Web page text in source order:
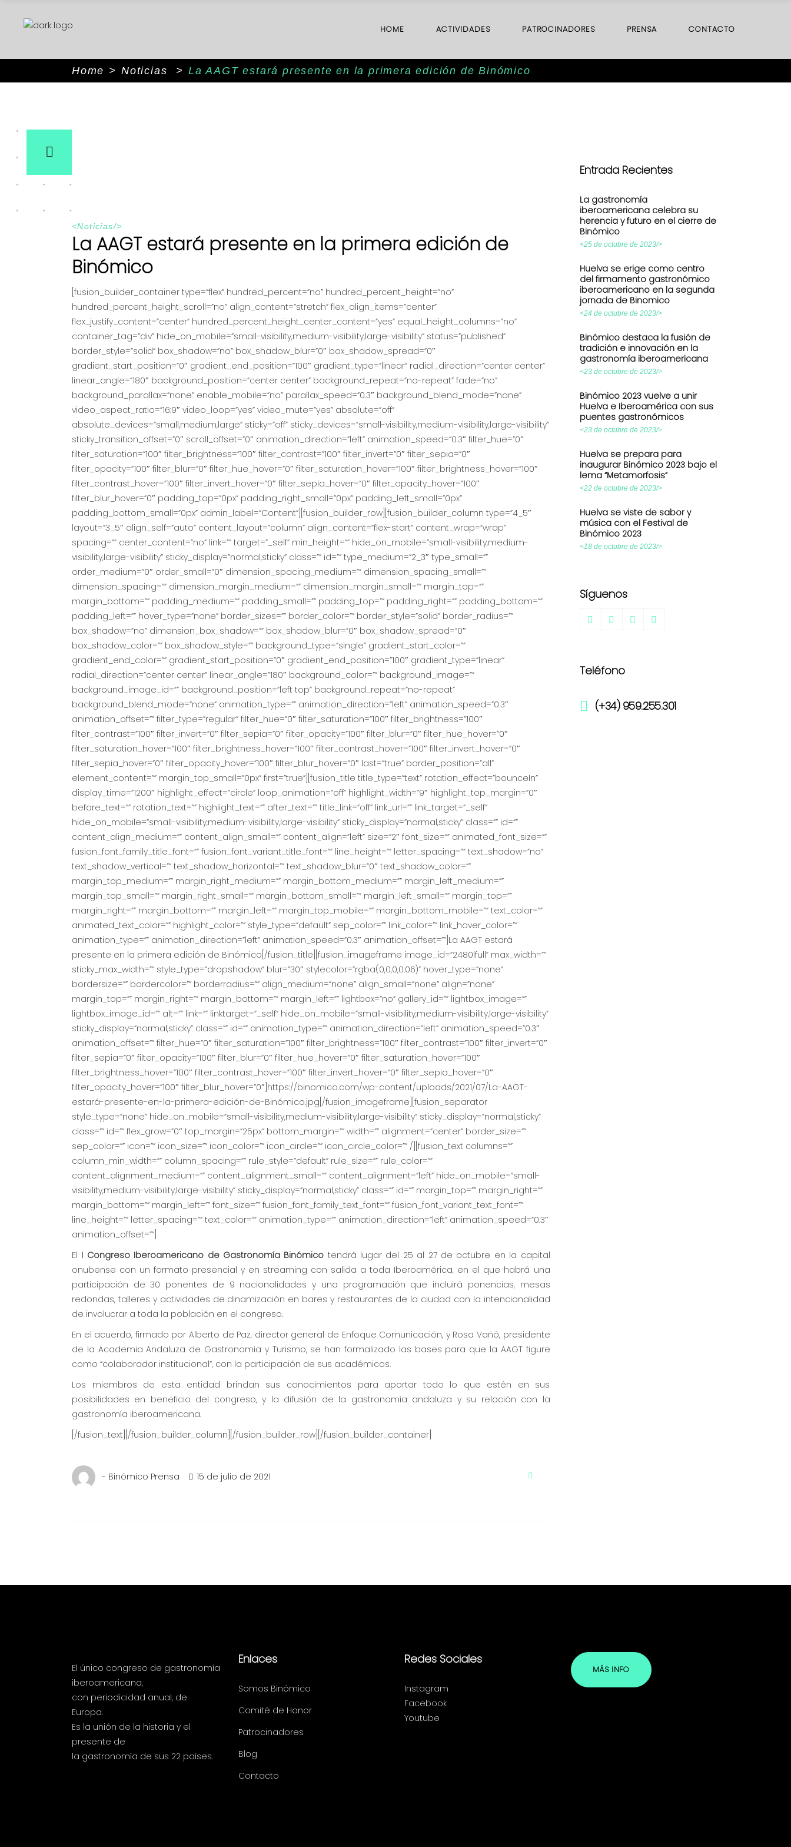
HOME ACTIVIDADES PATROCINADORES PRENSA CONTACTO
Home > Noticias > La AAGT estará presente en la primera edición de Binómico
<Noticias/>
La AAGT estará presente en la primera edición de
Binómico
[fusion_builder_container type=”flex” hundred_percent=”no” hundred_percent_height=”no”
hundred_percent_height_scroll=”no” align_content=”stretch” flex_align_items=”center”
flex_justify_content=”center” hundred_percent_height_center_content=”yes” equal_height_columns=”no”
container_tag=”div” hide_on_mobile=”small-visibility,medium-visibility,large-visibility” status=”published”
border_style=”solid” box_shadow=”no” box_shadow_blur=”0″ box_shadow_spread=”0″
gradient_start_position=”0″ gradient_end_position=”100″ gradient_type=”linear” radial_direction=”center center”
linear_angle=”180″ background_position=”center center” background_repeat=”no-repeat” fade=”no”
background_parallax=”none” enable_mobile=”no” parallax_speed=”0.3″ background_blend_mode=”none”
video_aspect_ratio=”16:9″ video_loop=”yes” video_mute=”yes” absolute=”off”
absolute_devices=”small,medium,large” sticky=”off” sticky_devices=”small-visibility,medium-visibility,large-visibility”
sticky_transition_offset=”0″ scroll_offset=”0″ animation_direction=”left” animation_speed=”0.3″ filter_hue=”0″
filter_saturation=”100″ filter_brightness=”100″ filter_contrast=”100″ filter_invert=”0″ filter_sepia=”0″
filter_opacity=”100″ filter_blur=”0″ filter_hue_hover=”0″ filter_saturation_hover=”100″ filter_brightness_hover=”100″
filter_contrast_hover=”100″ filter_invert_hover=”0″ filter_sepia_hover=”0″ filter_opacity_hover=”100″
filter_blur_hover=”0″ padding_top=”0px” padding_right_small=”0px” padding_left_small=”0px”
padding_bottom_small=”0px” admin_label=”Content”][fusion_builder_row][fusion_builder_column type=”4_5″
layout=”3_5″ align_self=”auto” content_layout=”column” align_content=”flex-start” content_wrap=”wrap”
spacing=”” center_content=”no” link=”” target=”_self” min_height=”” hide_on_mobile=”small-visibility,medium-
visibility,large-visibility” sticky_display=”normal,sticky” class=”” id=”” type_medium=”2_3″ type_small=””
order_medium=”0″ order_small=”0″ dimension_spacing_medium=”” dimension_spacing_small=””
dimension_spacing=”” dimension_margin_medium=”” dimension_margin_small=”” margin_top=””
margin_bottom=”” padding_medium=”” padding_small=”” padding_top=”” padding_right=”” padding_bottom=””
padding_left=”” hover_type=”none” border_sizes=”” border_color=”” border_style=”solid” border_radius=””
box_shadow=”no” dimension_box_shadow=”” box_shadow_blur=”0″ box_shadow_spread=”0″
box_shadow_color=”” box_shadow_style=”” background_type=”single” gradient_start_color=””
gradient_end_color=”” gradient_start_position=”0″ gradient_end_position=”100″ gradient_type=”linear”
radial_direction=”center center” linear_angle=”180″ background_color=”” background_image=””
background_image_id=”” background_position=”left top” background_repeat=”no-repeat”
background_blend_mode=”none” animation_type=”” animation_direction=”left” animation_speed=”0.3″
animation_offset=”” filter_type=”regular” filter_hue=”0″ filter_saturation=”100″ filter_brightness=”100″
filter_contrast=”100″ filter_invert=”0″ filter_sepia=”0″ filter_opacity=”100″ filter_blur=”0″ filter_hue_hover=”0″
filter_saturation_hover=”100″ filter_brightness_hover=”100″ filter_contrast_hover=”100″ filter_invert_hover=”0″
filter_sepia_hover=”0″ filter_opacity_hover=”100″ filter_blur_hover=”0″ last=”true” border_position=”all”
element_content=”” margin_top_small=”0px” first=”true”][fusion_title title_type=”text” rotation_effect=”bounceIn”
display_time=”1200″ highlight_effect=”circle” loop_animation=”off” highlight_width=”9″ highlight_top_margin=”0″
before_text=”” rotation_text=”” highlight_text=”” after_text=”” title_link=”off” link_url=”” link_target=”_self”
hide_on_mobile=”small-visibility,medium-visibility,large-visibility” sticky_display=”normal,sticky” class=”” id=””
content_align_medium=”” content_align_small=”” content_align=”left” size=”2″ font_size=”” animated_font_size=””
fusion_font_family_title_font=”” fusion_font_variant_title_font=”” line_height=”” letter_spacing=”” text_shadow=”no”
text_shadow_vertical=”” text_shadow_horizontal=”” text_shadow_blur=”0″ text_shadow_color=””
margin_top_medium=”” margin_right_medium=”” margin_bottom_medium=”” margin_left_medium=””
margin_top_small=”” margin_right_small=”” margin_bottom_small=”” margin_left_small=”” margin_top=””
margin_right=”” margin_bottom=”” margin_left=”” margin_top_mobile=”” margin_bottom_mobile=”” text_color=””
animated_text_color=”” highlight_color=”” style_type=”default” sep_color=”” link_color=”” link_hover_color=””
animation_type=”” animation_direction=”left” animation_speed=”0.3″ animation_offset=””]La AAGT estará
presente en la primera edición de Binómico[/fusion_title][fusion_imageframe image_id=”2480|full” max_width=””
sticky_max_width=”” style_type=”dropshadow” blur=”30″ stylecolor=”rgba(0,0,0,0.06)” hover_type=”none”
bordersize=”” bordercolor=”” borderradius=”” align_medium=”none” align_small=”none” align=”none”
margin_top=”” margin_right=”” margin_bottom=”” margin_left=”” lightbox=”no” gallery_id=”” lightbox_image=””
lightbox_image_id=”” alt=”” link=”” linktarget=”_self” hide_on_mobile=”small-visibility,medium-visibility,large-visibility”
sticky_display=”normal,sticky” class=”” id=”” animation_type=”” animation_direction=”left” animation_speed=”0.3″
animation_offset=”” filter_hue=”0″ filter_saturation=”100″ filter_brightness=”100″ filter_contrast=”100″ filter_invert=”0″
filter_sepia=”0″ filter_opacity=”100″ filter_blur=”0″ filter_hue_hover=”0″ filter_saturation_hover=”100″
filter_brightness_hover=”100″ filter_contrast_hover=”100″ filter_invert_hover=”0″ filter_sepia_hover=”0″
filter_opacity_hover=”100″ filter_blur_hover=”0″]https://binomico.com/wp-content/uploads/2021/07/La-AAGT-
estará-presente-en-la-primera-edición-de-Binómico.jpg[/fusion_imageframe][fusion_separator
style_type=”none” hide_on_mobile=”small-visibility,medium-visibility,large-visibility” sticky_display=”normal,sticky”
class=”” id=”” flex_grow=”0″ top_margin=”25px” bottom_margin=”” width=”” alignment=”center” border_size=””
sep_color=”” icon=”” icon_size=”” icon_color=”” icon_circle=”” icon_circle_color=”” /][fusion_text columns=””
column_min_width=”” column_spacing=”” rule_style=”default” rule_size=”” rule_color=””
content_alignment_medium=”” content_alignment_small=”” content_alignment=”left” hide_on_mobile=”small-
visibility,medium-visibility,large-visibility” sticky_display=”normal,sticky” class=”” id=”” margin_top=”” margin_right=””
margin_bottom=”” margin_left=”” font_size=”” fusion_font_family_text_font=”” fusion_font_variant_text_font=””
line_height=”” letter_spacing=”” text_color=”” animation_type=”” animation_direction=”left” animation_speed=”0.3″
animation_offset=””]
El I Congreso Iberoamericano de Gastronomía Binómico tendrá lugar del 25 al 27 de octubre en la capital
onubense con un formato presencial y en streaming con salida a toda Iberoamérica, en el que habrá una
participación de 30 ponentes de 9 nacionalidades y una programación que incluirá ponencias, mesas
redondas, talleres y actividades de dinamización en bares y restaurantes de la ciudad con la intencionalidad
de involucrar a toda la población en el congreso.
En el acuerdo, firmado por Alberto de Paz, director general de Enfoque Comunicación, y Rosa Vañó, presidente
de la Academia Andaluza de Gastronomía y Turismo, se han formalizado las bases para que la AAGT figure
como “colaborador institucional”, con la participación de sus académicos.
Los miembros de esta entidad brindan sus conocimientos para aportar todo lo que estén en sus
posibilidades en beneficio del congreso, y la difusión de la gastronomía andaluza y su relación con la
gastronomía iberoamericana.
[/fusion_text][/fusion_builder_column][/fusion_builder_row][/fusion_builder_container]
- Binómico Prensa 15 de julio de 2021
Entrada Recientes
La gastronomía
iberoamericana celebra su
herencia y futuro en el cierre de
Binómico
<25 de octubre de 2023/>
Huelva se erige como centro
del firmamento gastronómico
iberoamericano en la segunda
jornada de Binomico
<24 de octubre de 2023/>
Binómico destaca la fusión de
tradición e innovación en la
gastronomía iberoamericana
<23 de octubre de 2023/>
Binómico 2023 vuelve a unir
Huelva e Iberoamérica con sus
puentes gastronómicos
<23 de octubre de 2023/>
Huelva se prepara para
inaugurar Binómico 2023 bajo el
lema “Metamorfosis”
<22 de octubre de 2023/>
Huelva se viste de sabor y
música con el Festival de
Binómico 2023
<18 de octubre de 2023/>
Síguenos
Teléfono
(+34) 959.255.301
El único congreso de gastronomía
iberoamericana,
con periodicidad anual, de
Europa.
Es la unión de la historia y el
presente de
la gastronomía de sus 22 países.
Enlaces
Somos Binómico
Comité de Honor
Patrocinadores
Blog
Contacto
Redes Sociales
Instagram
Facebook
Youtube
MÁS INFO